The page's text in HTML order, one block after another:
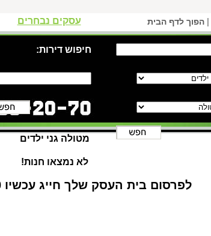
| הפוך לדף הבית עסקים נבחרים
חיפוש דירות:
מטולה גני ילדים
לא נמצאו חנות!
לפרסום בית העסק שלך חייג עכשיו 1-700-55-20-70